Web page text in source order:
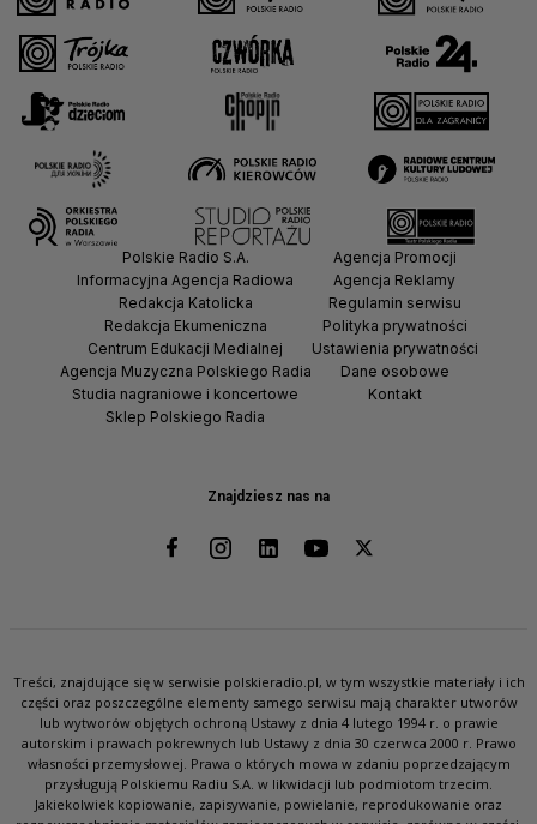
Znajdziesz nas na
Polskie Radio S.A.
Informacyjna Agencja Radiowa
Redakcja Katolicka
Redakcja Ekumeniczna
Centrum Edukacji Medialnej
Agencja Muzyczna Polskiego Radia
Studia nagraniowe i koncertowe
Sklep Polskiego Radia
Agencja Promocji
Agencja Reklamy
Regulamin serwisu
Polityka prywatności
Ustawienia prywatności
Dane osobowe
Kontakt
Treści, znajdujące się w serwisie polskieradio.pl, w tym wszystkie materiały i ich
części oraz poszczególne elementy samego serwisu mają charakter utworów
lub wytworów objętych ochroną Ustawy z dnia 4 lutego 1994 r. o prawie
autorskim i prawach pokrewnych lub Ustawy z dnia 30 czerwca 2000 r. Prawo
własności przemysłowej. Prawa o których mowa w zdaniu poprzedzającym
przysługują Polskiemu Radiu S.A. w likwidacji lub podmiotom trzecim.
Jakiekolwiek kopiowanie, zapisywanie, powielanie, reprodukowanie oraz